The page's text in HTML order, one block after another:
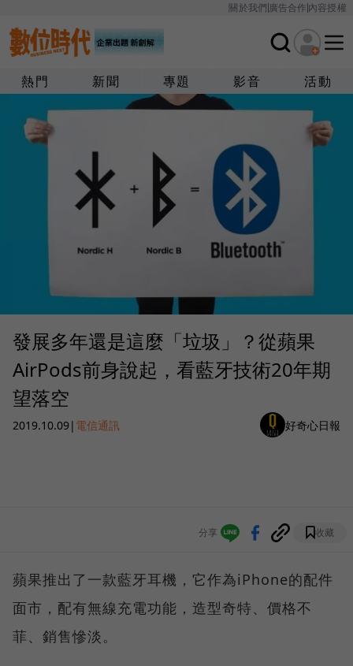
關於我們廣告合作內容授權
熱門 新聞 專題 影音 活動
發展多年還是這麼「垃圾」？從蘋果
AirPods前身說起，看藍牙技術20年期
望落空
2019.10.09| 電信通訊 好奇心日報
分享 收藏
蘋果推出了一款藍牙耳機，它作為iPhone的配件
面市，配有無線充電功能，造型奇特、價格不
菲、銷售慘淡。